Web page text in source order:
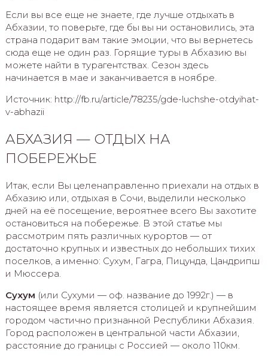
Если вы все еще не знаете, где лучше отдыхать в
Абхазии, то поверьте, где бы вы ни остановились, эта
страна подарит вам такие эмоции, что вы вернетесь
сюда еще не один раз. Горящие туры в Абхазию вы
можете найти в турагентствах. Сезон здесь
начинается в мае и заканчивается в ноябре.
Источник: http://fb.ru/article/78235/gde-luchshe-otdyihat-
v-abhazii
АБХАЗИЯ — ОТДЫХ НА
ПОБЕРЕЖЬЕ
Итак, если Вы целенаправленно приехали на отдых в
Абхазию или, отдыхая в Сочи, выделили несколько
дней на её посещение, вероятнее всего Вы захотите
остановиться на побережье. В этой статье мы
рассмотрим пять различных курортов — от
достаточно крупных и известных до небольших тихих
поселков, а именно: Сухум, Гагра, Пицунда, Цандрипш
и Мюссера.
Сухум (или Сухуми — оф. название до 1992г.) — в
настоящее время является столицей и крупнейшим
городом частично признанной Республики Абхазия.
Город расположен в центральной части Абхазии,
расстояние до границы с Россией — около 110км.